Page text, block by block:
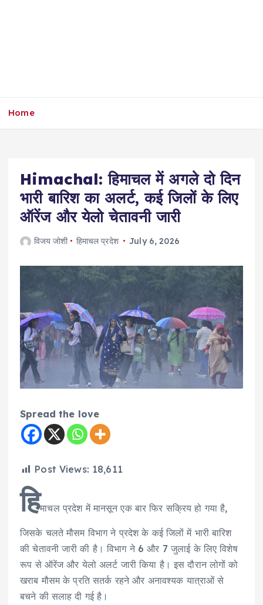
Home
Himachal: हिमाचल में अगले दो दिन
भारी बारिश का अलर्ट, कई जिलों के लिए
ऑरेंज और येलो चेतावनी जारी
विजय जोशी हिमाचल प्रदेश July 6, 2026
Spread the love
Post Views: 18,611
हिमाचल प्रदेश में मानसून एक बार फिर सक्रिय हो गया है,
जिसके चलते मौसम विभाग ने प्रदेश के कई जिलों में भारी बारिश
की चेतावनी जारी की है। विभाग ने 6 और 7 जुलाई के लिए विशेष
रूप से ऑरेंज और येलो अलर्ट जारी किया है। इस दौरान लोगों को
खराब मौसम के प्रति सतर्क रहने और अनावश्यक यात्राओं से
बचने की सलाह दी गई है।